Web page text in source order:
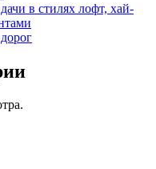
в стилях лофт, хай-